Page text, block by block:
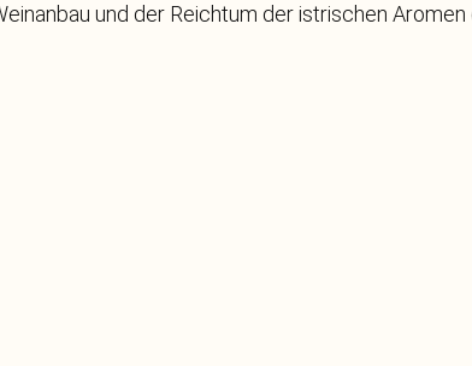
und der Reichtum der istrischen